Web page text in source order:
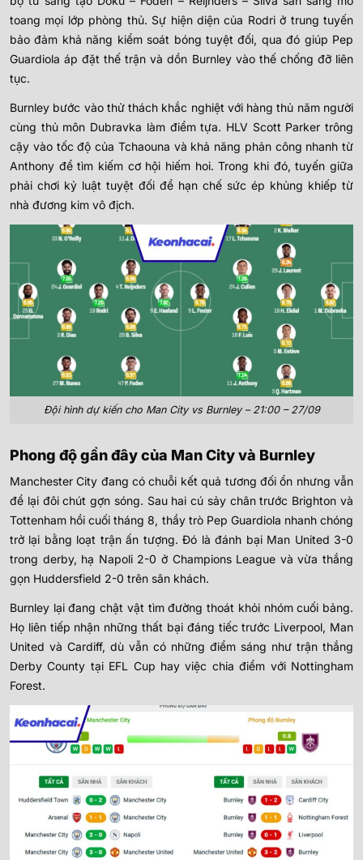
toang mọi lớp phòng thủ. Sự hiện diện của Rodri ở trung tuyến
bảo đảm khả năng kiểm soát bóng tuyệt đối, qua đó giúp Pep
Guardiola áp đặt thế trận và dồn Burnley vào thế chống đỡ liên
tục.
Burnley bước vào thử thách khắc nghiệt với hàng thủ năm người
cùng thủ môn Dubravka làm điểm tựa. HLV Scott Parker trông
cậy vào tốc độ của Tchaouna và khả năng phản công nhanh từ
Anthony để tìm kiếm cơ hội hiếm hoi. Trong khi đó, tuyến giữa
phải chơi kỷ luật tuyệt đối để hạn chế sức ép khủng khiếp từ
nhà đương kim vô địch.
Đội hình dự kiến cho Man City vs Burnley – 21:00 – 27/09
Phong độ gần đây của Man City và Burnley
Manchester City đang có chuỗi kết quả tương đối ổn nhưng vẫn
để lại đôi chút gợn sóng. Sau hai cú sảy chân trước Brighton và
Tottenham hồi cuối tháng 8, thầy trò Pep Guardiola nhanh chóng
trở lại bằng loạt trận ấn tượng. Đó là đánh bại Man United 3-0
trong derby, hạ Napoli 2-0 ở Champions League và vừa thắng
gọn Huddersfield 2-0 trên sân khách.
Burnley lại đang chật vật tìm đường thoát khỏi nhóm cuối bảng.
Họ liên tiếp nhận những thất bại đáng tiếc trước Liverpool, Man
United và Cardiff, dù vẫn có những điểm sáng như trận thắng
Derby County tại EFL Cup hay việc chia điểm với Nottingham
Forest.